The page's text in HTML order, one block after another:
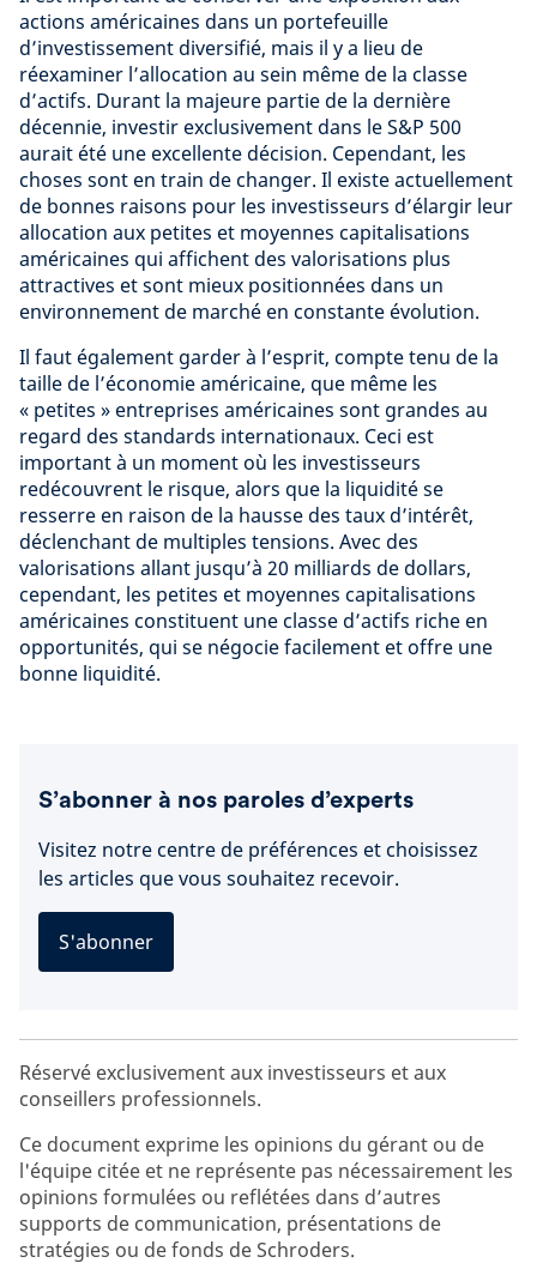
actions américaines dans un portefeuille
d’investissement diversifié, mais il y a lieu de
réexaminer l’allocation au sein même de la classe
d’actifs. Durant la majeure partie de la dernière
décennie, investir exclusivement dans le S&P 500
aurait été une excellente décision. Cependant, les
choses sont en train de changer. Il existe actuellement
de bonnes raisons pour les investisseurs d’élargir leur
allocation aux petites et moyennes capitalisations
américaines qui affichent des valorisations plus
attractives et sont mieux positionnées dans un
environnement de marché en constante évolution.
Il faut également garder à l’esprit, compte tenu de la
taille de l’économie américaine, que même les
« petites » entreprises américaines sont grandes au
regard des standards internationaux. Ceci est
important à un moment où les investisseurs
redécouvrent le risque, alors que la liquidité se
resserre en raison de la hausse des taux d’intérêt,
déclenchant de multiples tensions. Avec des
valorisations allant jusqu’à 20 milliards de dollars,
cependant, les petites et moyennes capitalisations
américaines constituent une classe d’actifs riche en
opportunités, qui se négocie facilement et offre une
bonne liquidité.
S’abonner à nos paroles d’experts
Visitez notre centre de préférences et choisissez
les articles que vous souhaitez recevoir.
S'abonner
Réservé exclusivement aux investisseurs et aux
conseillers professionnels.
Ce document exprime les opinions du gérant ou de
l'équipe citée et ne représente pas nécessairement les
opinions formulées ou reflétées dans d’autres
supports de communication, présentations de
stratégies ou de fonds de Schroders.